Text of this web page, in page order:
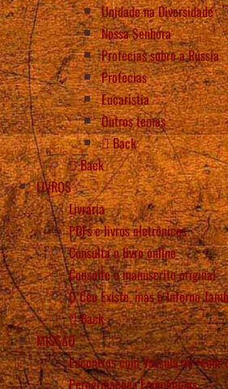
Unidade na Diversidade
Nossa Senhora
Profecias sobre a Rússia
Profecias
Eucaristia
Outros temas
Back
Back
LIVROS
Livraria
PDFs e livros eletrônicos
Consulta o livro online
Consulte o manuscrito original
O Céu Existe, mas o Inferno
Back
MISSÃO
Encontros com Vassula ao redor
Peregrinações Ecumênicas